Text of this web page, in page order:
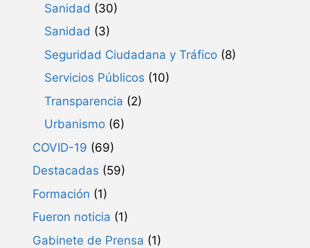
Sanidad (30)
Sanidad (3)
Seguridad Ciudadana y Tráfico (8)
Servicios Públicos (10)
Transparencia (2)
Urbanismo (6)
COVID-19 (69)
Destacadas (59)
Formación (1)
Fueron noticia (1)
Gabinete de Prensa (1)